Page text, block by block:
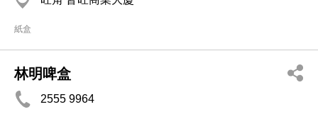
紙盒
林明啤盒
2555 9964